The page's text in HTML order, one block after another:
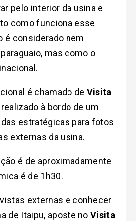
pelo interior da usina e
como funciona esse
é considerado nem
mas como o
é chamado de Visita
realizado à bordo de um
estratégicas para fotos
externas da usina.
é de aproximadamente
é de 1h30.
externas e conhecer
de Itaipu, aposte noVisita